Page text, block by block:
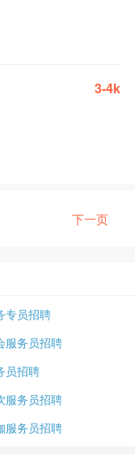
3-4k
下一页
专员招聘
服务员招聘
员招聘
服务员招聘
服务员招聘